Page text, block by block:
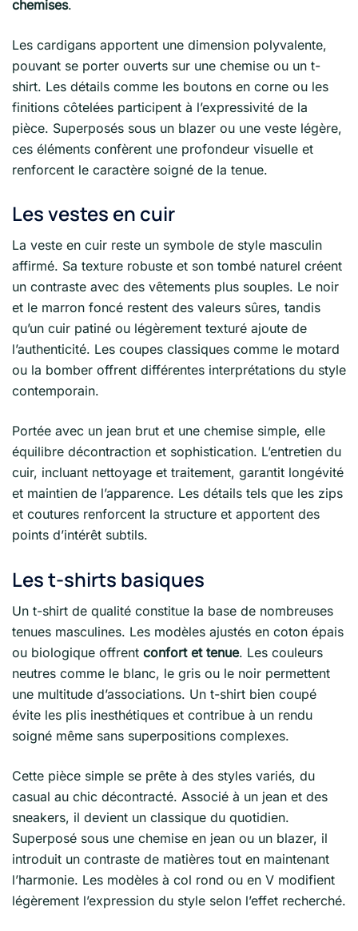
chemises.
Les cardigans apportent une dimension polyvalente,
pouvant se porter ouverts sur une chemise ou un t-
shirt. Les détails comme les boutons en corne ou les
finitions côtelées participent à l’expressivité de la
pièce. Superposés sous un blazer ou une veste légère,
ces éléments confèrent une profondeur visuelle et
renforcent le caractère soigné de la tenue.
Les vestes en cuir
La veste en cuir reste un symbole de style masculin
affirmé. Sa texture robuste et son tombé naturel créent
un contraste avec des vêtements plus souples. Le noir
et le marron foncé restent des valeurs sûres, tandis
qu’un cuir patiné ou légèrement texturé ajoute de
l’authenticité. Les coupes classiques comme le motard
ou la bomber offrent différentes interprétations du style
contemporain.
Portée avec un jean brut et une chemise simple, elle
équilibre décontraction et sophistication. L’entretien du
cuir, incluant nettoyage et traitement, garantit longévité
et maintien de l’apparence. Les détails tels que les zips
et coutures renforcent la structure et apportent des
points d’intérêt subtils.
Les t-shirts basiques
Un t-shirt de qualité constitue la base de nombreuses
tenues masculines. Les modèles ajustés en coton épais
ou biologique offrent confort et tenue. Les couleurs
neutres comme le blanc, le gris ou le noir permettent
une multitude d’associations. Un t-shirt bien coupé
évite les plis inesthétiques et contribue à un rendu
soigné même sans superpositions complexes.
Cette pièce simple se prête à des styles variés, du
casual au chic décontracté. Associé à un jean et des
sneakers, il devient un classique du quotidien.
Superposé sous une chemise en jean ou un blazer, il
introduit un contraste de matières tout en maintenant
l’harmonie. Les modèles à col rond ou en V modifient
légèrement l’expression du style selon l’effet recherché.